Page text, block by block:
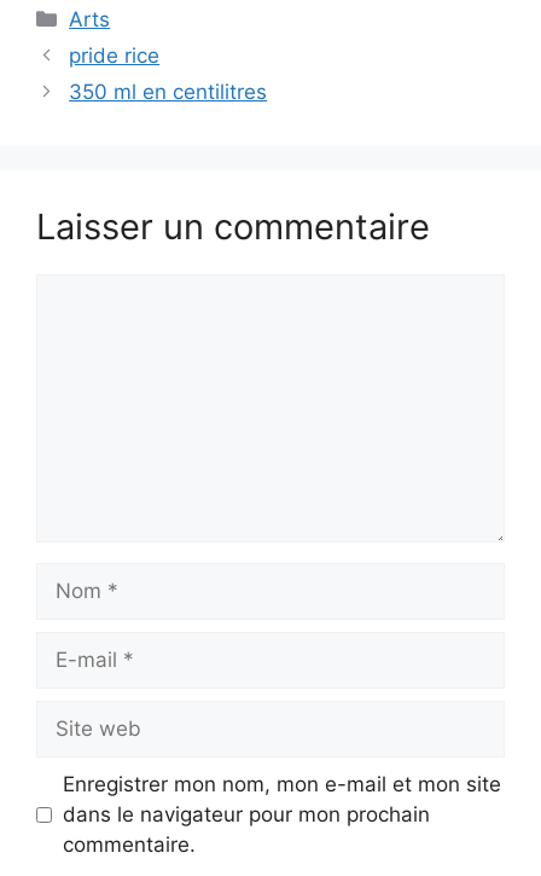
Catégories
Arts
pride rice
350 ml en centilitres
Laisser un commentaire
mail
web
Enregistrer mon nom, mon e-mail et mon site
dans le navigateur pour mon prochain
commentaire.